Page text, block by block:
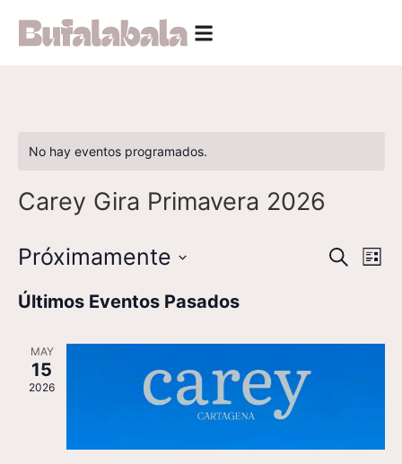
No hay eventos programados.
Carey Gira Primavera 2026
Buscar
de
Lista
Próximamente
fecha.
Últimos Eventos Pasados
MAY
15
2026